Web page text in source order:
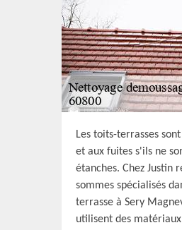
Les toits-terrasses
et aux fuites s'ils ne
étanches. Chez Justin
sommes spécialisés
terrasse à Sery
utilisent des